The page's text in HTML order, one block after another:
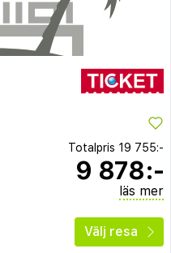
Totalpris 19 755:-
9 878:-
läs mer
Välj resa